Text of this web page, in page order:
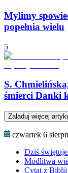
Mylimy
popełnia wielu
5
S.
śmierci Danki
Załaduj więcej
czwartek 6
Dziś
Modlitwa
Cytat z Biblii